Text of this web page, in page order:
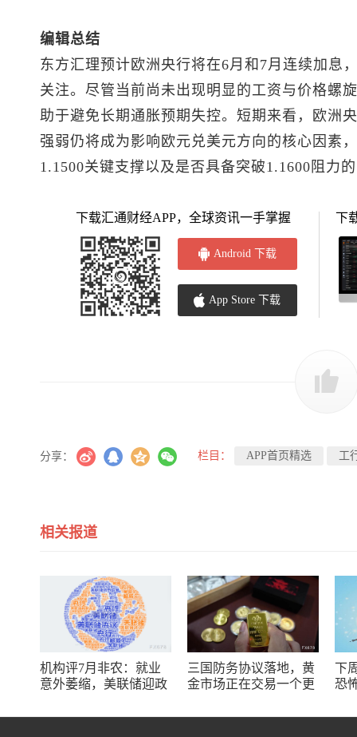
编辑总结
东方汇理预计欧洲央行将在6月和7月连续加息
关注。尽管当前尚未出现明显的工资与价格螺
助于避免长期通胀预期失控。短期来看，欧洲
强弱仍将成为影响 欧元兑美元方向的核心因素
1.1500关键支撑以及是否具备突破1.1600阻力
下载汇通财经APP，全球资讯一手掌握
Android 下载
App Store 下载
下
分享： 栏目： APP首页精选 工
相关报道
机构评7月非农：就业
意外萎缩，美联储迎政
三国防务协议落地，黄
金市场正在交易一个更
下
恐